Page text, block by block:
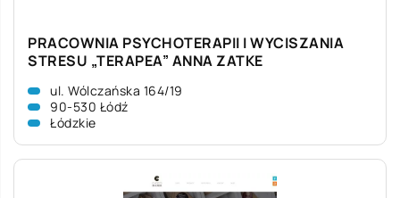
PRACOWNIA PSYCHOTERAPII I WYCISZANIA
STRESU „TERAPEA” ANNA ZATKE
ul. Wólczańska 164/19
90-530 Łódź
Łódzkie